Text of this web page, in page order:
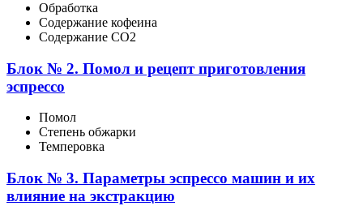
Обработка
Содержание кофеина
Содержание СО2
Блок № 2. Помол и рецепт приготовления
эспрессо
Помол
Степень обжарки
Темперовка
Блок № 3. Параметры эспрессо машин и их
влияние на экстракцию